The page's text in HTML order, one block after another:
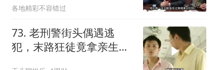
各地精彩不容错过
73. 老刑警街头偶遇逃
犯，末路狂徒竟拿亲生儿